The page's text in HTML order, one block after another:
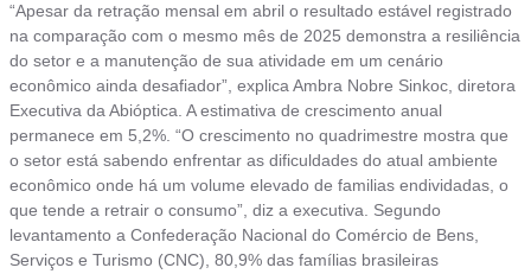
“Apesar da retração mensal em abril o resultado estável registrado
na comparação com o mesmo mês de 2025 demonstra a resiliência
do setor e a manutenção de sua atividade em um cenário
econômico ainda desafiador”, explica Ambra Nobre Sinkoc, diretora
Executiva da Abióptica. A estimativa de crescimento anual
permanece em 5,2%. “O crescimento no quadrimestre mostra que
o setor está sabendo enfrentar as dificuldades do atual ambiente
econômico onde há um volume elevado de familias endividadas, o
que tende a retrair o consumo”, diz a executiva. Segundo
levantamento a Confederação Nacional do Comércio de Bens,
Serviços e Turismo (CNC), 80,9% das famílias brasileiras